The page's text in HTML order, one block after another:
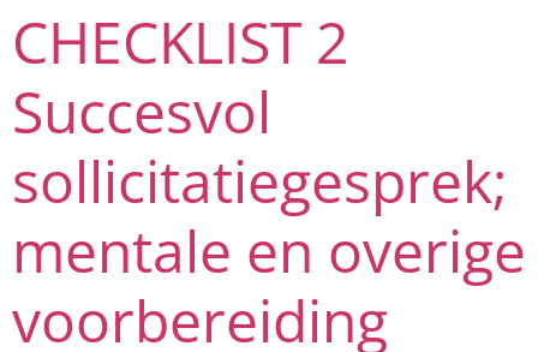
CHECKLIST 2
Succesvol
sollicitatiegesprek;
mentale en overige
voorbereiding